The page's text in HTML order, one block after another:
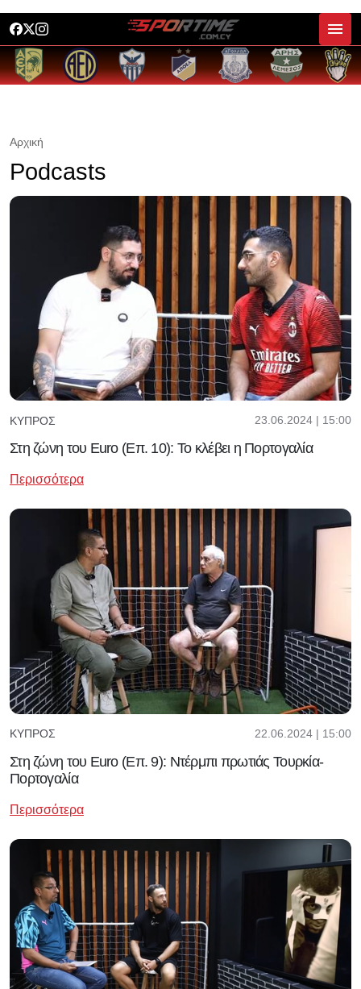
Αρχική
Podcasts
ΚΎΠΡΟΣ 23.06.2024 | 15:00
Στη ζώνη του Euro (Επ. 10): Το κλέβει η Πορτογαλία
Περισσότερα
ΚΎΠΡΟΣ 22.06.2024 | 15:00
Στη ζώνη του Euro (Επ. 9): Ντέρμπι πρωτιάς Τουρκία-
Πορτογαλία
Περισσότερα